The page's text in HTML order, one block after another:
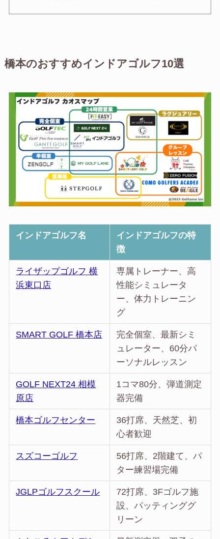
橋本のおすすめインドアゴルフ10選
インドアゴルフ名
インドアゴルフの特
徴
ライザップゴルフ 横
浜東口店
専属トレーナー、高
性能シミュレータ
ー、体力トレーニン
グ
SMART GOLF 橋本店
完全個室、最新シミ
ュレーター、60分パ
ーソナルレッスン
GOLF NEXT24 相模
原店
1コマ80分、弾道測定
器完備
橋本ゴルフセンター
36打席、天然芝、初
心者歓迎
スズコーゴルフ
56打席、2階建て、パ
ター練習場完備
JGLPゴルフスクール
72打席、3Fゴルフ施
設、パッティンググ
リーン